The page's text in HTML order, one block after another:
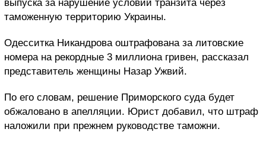
выпуска за нарушение условий транзита через
таможенную территорию Украины.
Одесситка Никандрова оштрафована за литовские
номера на рекордные 3 миллиона гривен, рассказал
представитель женщины Назар Ужвий.
По его словам, решение Приморского суда будет
обжаловано в апелляции. Юрист добавил, что штраф
наложили при прежнем руководстве таможни.